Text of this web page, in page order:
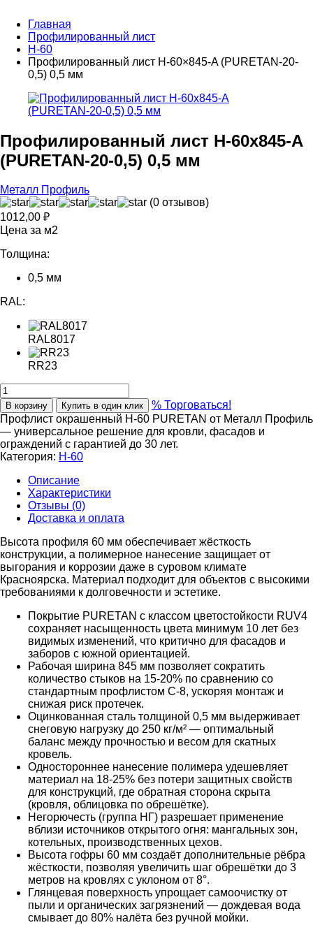
Главная
Профилированный лист
Н-60
Профилированный лист Н-60×845-A (PURETAN-20-
0,5) 0,5 мм
Профилированный лист Н-60x845-A
(PURETAN-20-0,5) 0,5 мм
Металл Профиль
(0 отзывов)
1012,00 ₽
Цена за м2
Толщина:
0,5 мм
RAL:
RAL8017
RR23
В корзину Купить в один клик
% Торговаться!
Профлист окрашенный Н-60 PURETAN от Металл Профиль
— универсальное решение для кровли, фасадов и
ограждений с гарантией до 30 лет.
Категория: Н-60
Описание
Характеристики
Отзывы (0)
Доставка и оплата
Высота профиля 60 мм обеспечивает жёсткость
конструкции, а полимерное нанесение защищает от
выгорания и коррозии даже в суровом климате
Красноярска. Материал подходит для объектов с высокими
требованиями к долговечности и эстетике.
Покрытие PURETAN с классом цветостойкости RUV4
сохраняет насыщенность цвета минимум 10 лет без
видимых изменений, что критично для фасадов и
заборов с южной ориентацией.
Рабочая ширина 845 мм позволяет сократить
количество стыков на 15-20% по сравнению со
стандартным профлистом С-8, ускоряя монтаж и
снижая риск протечек.
Оцинкованная сталь толщиной 0,5 мм выдерживает
снеговую нагрузку до 250 кг/м² — оптимальный
баланс между прочностью и весом для скатных
кровель.
Одностороннее нанесение полимера удешевляет
материал на 18-25% без потери защитных свойств
для конструкций, где обратная сторона скрыта
(кровля, облицовка по обрешётке).
Негорючесть (группа НГ) разрешает применение
вблизи источников открытого огня: мангальных зон,
котельных, производственных цехов.
Высота гофры 60 мм создаёт дополнительные рёбра
жёсткости, позволяя увеличить шаг обрешётки до 3
метров на кровлях с уклоном от 8°.
Глянцевая поверхность упрощает самоочистку от
пыли и органических загрязнений — дождевая вода
смывает до 80% налёта без ручной мойки.